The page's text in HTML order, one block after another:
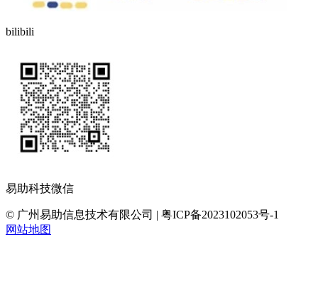
bilibili
易助科技微信
© 广州易助信息技术有限公司 | 粤ICP备2023102053号-1
网站地图